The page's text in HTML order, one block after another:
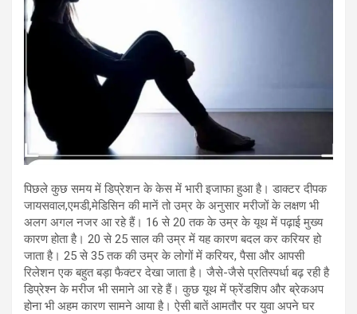
पिछले कुछ समय में डिप्रेशन के केस में भारी इजाफा हुआ है। डाक्टर दीपक
जायसवाल,एमडी,मेडिसिन की मानें तो उम्र के अनुसार मरीजों के लक्षण भी
अलग अगल नजर आ रहे हैं। 16 से 20 तक के उम्र के यूथ में पढ़ाई मुख्य
कारण होता है। 20 से 25 साल की उम्र में यह कारण बदल कर करियर हो
जाता है। 25 से 35 तक की उम्र के लोगों में करियर, पैसा और आपसी
रिलेशन एक बहुत बड़ा फैक्टर देखा जाता है। जैसे-जैसे प्रतिस्पर्धा बढ़ रही है
डिप्रेश्न के मरीज भी समाने आ रहे हैं। कुछ यूथ में फ्रेंडशिप और ब्रेकअप
होना भी अहम कारण सामने आया है। ऐसी बातें आमतौर पर युवा अपने घर